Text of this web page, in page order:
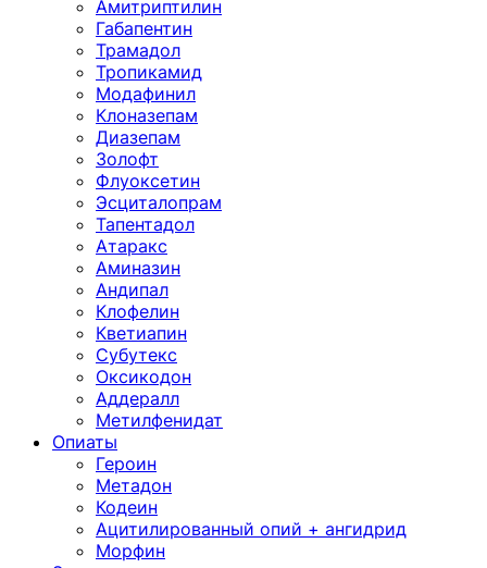
Амитриптилин
Габапентин
Трамадол
Тропикамид
Модафинил
Клоназепам
Диазепам
Золофт
Флуоксетин
Эсциталопрам
Тапентадол
Атаракс
Аминазин
Андипал
Клофелин
Кветиапин
Субутекс
Оксикодон
Аддералл
Метилфенидат
Опиаты
Героин
Метадон
Кодеин
Ацитилированный опий + ангидрид
Морфин